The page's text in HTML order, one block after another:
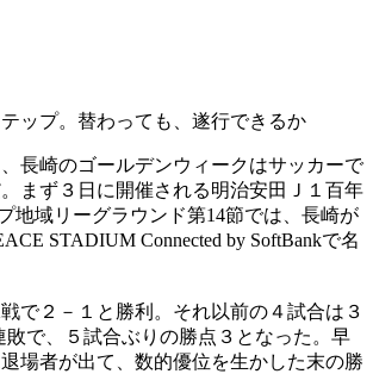
ップ。替わっても、遂行できるか
長崎のゴールデンウィークはサッカーで
まず３日に開催される明治安田Ｊ１百年
地域リーグラウンド第14節では、長崎が
STADIUM Connected by SoftBankで名
で２－１と勝利。それ以前の４試合は３
敗で、５試合ぶりの勝点３となった。早
場者が出て、数的優位を生かした末の勝